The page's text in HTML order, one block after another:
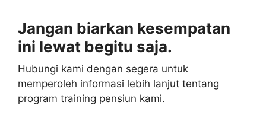
Jangan biarkan kesempatan
ini lewat begitu saja.
Hubungi kami dengan segera untuk
memperoleh informasi lebih lanjut tentang
program training pensiun kami.